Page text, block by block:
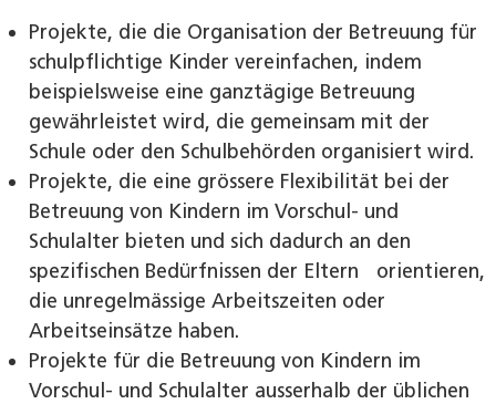
Projekte, die die Organisation der Betreuung für
schulpflichtige Kinder vereinfachen, indem
beispielsweise eine ganztägige Betreuung
gewährleistet wird, die gemeinsam mit der
Schule oder den Schulbehörden organisiert wird.
Projekte, die eine grössere Flexibilität bei der
Betreuung von Kindern im Vorschul- und
Schulalter bieten und sich dadurch an den
spezifischen Bedürfnissen der Eltern orientieren,
die unregelmässige Arbeitszeiten oder
Arbeitseinsätze haben.
Projekte für die Betreuung von Kindern im
Vorschul- und Schulalter ausserhalb der üblichen